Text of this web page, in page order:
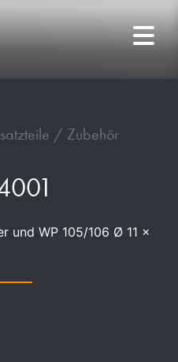
/ Zubehör
und WP 105/106 Ø 11 x